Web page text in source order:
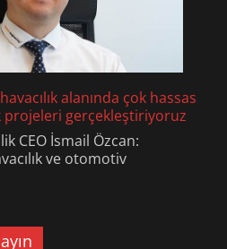
alanında çok hassas
projeleri gerçekleştiriyoruz
CEO İsmail Özcan:
ve otomotiv